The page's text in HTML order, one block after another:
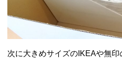
次に大きめサイズのIKEAや無